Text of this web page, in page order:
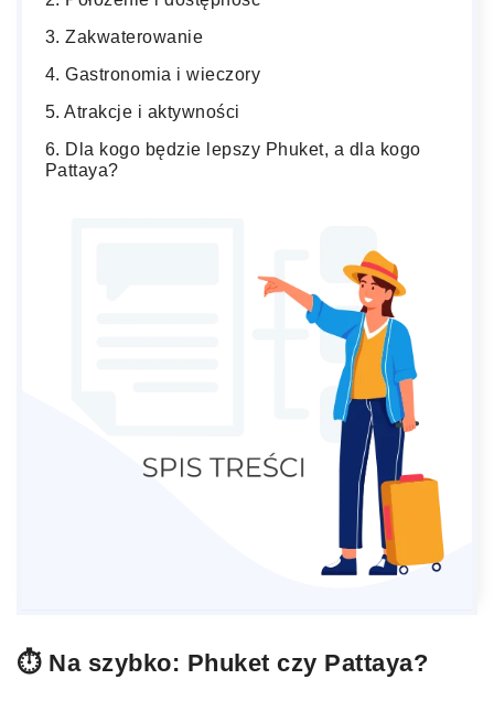
Zakwaterowanie
Gastronomia i wieczory
Atrakcje i aktywności
Dla kogo będzie lepszy Phuket, a dla kogo
Pattaya?
⏱️ Na szybko: Phuket czy Pattaya?